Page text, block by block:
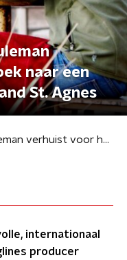
naar een
St. Agnes
Schrijfster Sarah Meuleman verhuist voor haar boek naar een klein huisje op het eiland St. Agnes
internationaal
producer